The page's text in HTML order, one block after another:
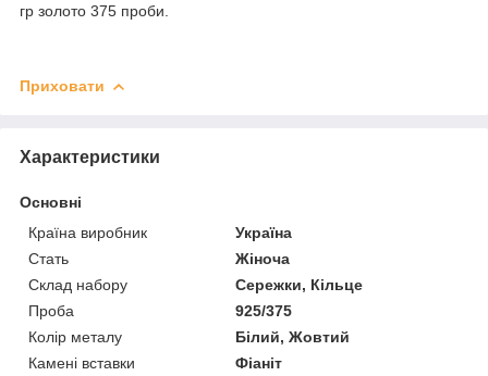
гр золото 375 проби.
Приховати
Характеристики
Основні
Країна виробник
Україна
Стать
Жіноча
Склад набору
Сережки, Кільце
Проба
925/375
Колір металу
Білий, Жовтий
Камені вставки
Фіаніт